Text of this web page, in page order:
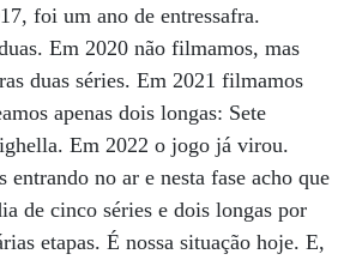
foi um ano de entressafra.
Em 2020 não filmamos, mas
duas séries. Em 2021 filmamos
apenas dois longas: Sete
Em 2022 o jogo já virou.
entrando no ar e nesta fase acho que
de cinco séries e dois longas por
etapas. É nossa situação hoje. E,